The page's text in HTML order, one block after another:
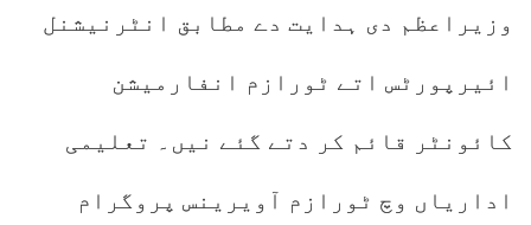
وزیراعظم دی ہدایت دے مطابق انٹرنیشنل
ائیرپورٹس اتے ٹورازم انفارمیشن
کائونٹر قائم کر دتے گئے نیں۔ تعلیمی
اداریاں وچ ٹورازم آویرینس پروگرام